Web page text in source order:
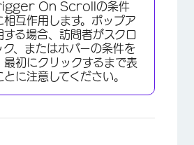
On Scrollの条件
相互作用します。ポップア
する場合、訪問者がスクロ
ク、またはホバーの条件を
最初にクリックするまで表
に注意してください。